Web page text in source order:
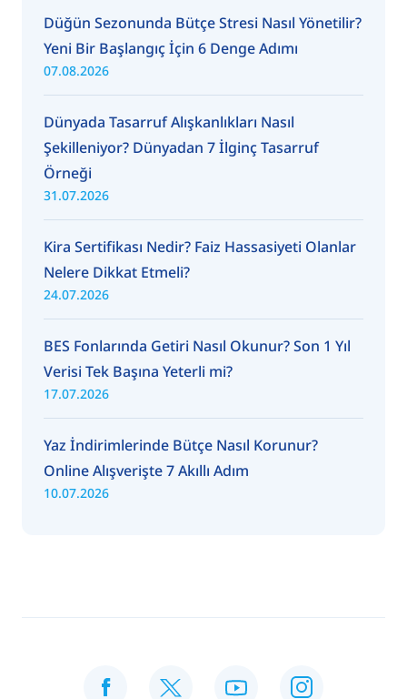
Düğün Sezonunda Bütçe Stresi Nasıl Yönetilir?
Yeni Bir Başlangıç İçin 6 Denge Adımı
07.08.2026
Dünyada Tasarruf Alışkanlıkları Nasıl
Şekilleniyor? Dünyadan 7 İlginç Tasarruf
Örneği
31.07.2026
Kira Sertifikası Nedir? Faiz Hassasiyeti Olanlar
Nelere Dikkat Etmeli?
24.07.2026
BES Fonlarında Getiri Nasıl Okunur? Son 1 Yıl
Verisi Tek Başına Yeterli mi?
17.07.2026
Yaz İndirimlerinde Bütçe Nasıl Korunur?
Online Alışverişte 7 Akıllı Adım
10.07.2026